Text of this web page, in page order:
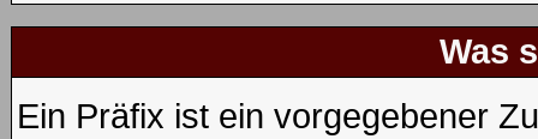
Was
Ein Präfix ist ein vorgegebener